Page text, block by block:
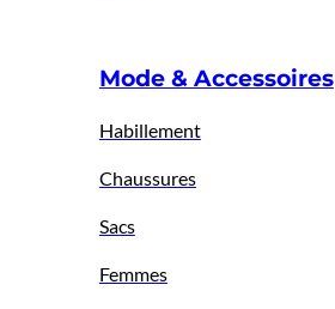
Mode & Accessoires
Habillement
Chaussures
Sacs
Femmes